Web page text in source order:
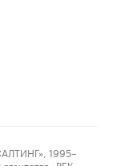
1995–